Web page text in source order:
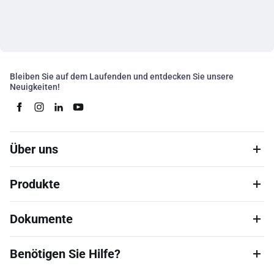
Bleiben Sie auf dem Laufenden und entdecken Sie unsere
Neuigkeiten!
Über uns
Produkte
Dokumente
Benötigen Sie Hilfe?